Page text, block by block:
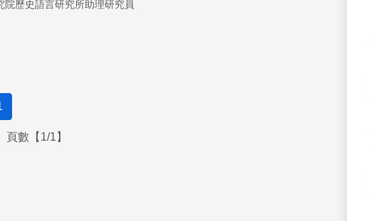
院歷史語言研究所助理研究員
數【1/1】